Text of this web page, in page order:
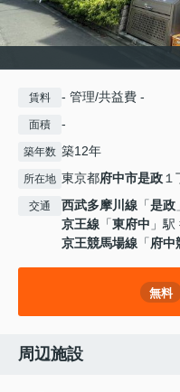
賃料 - 管理/共益費 -
面積 -
築年数 築12年
所在地 東京都府中市是政１
交通 西武多摩川線 「是政
京王線 「東府中 」
京王競馬場線 「府中
無料
周辺施設